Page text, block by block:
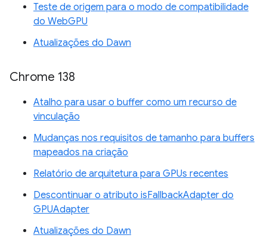
Teste de origem para o modo de compatibilidade
do WebGPU
Atualizações do Dawn
Chrome 138
Atalho para usar o buffer como um recurso de
vinculação
Mudanças nos requisitos de tamanho para buffers
mapeados na criação
Relatório de arquitetura para GPUs recentes
Descontinuar o atributo isFallbackAdapter do
GPUAdapter
Atualizações do Dawn